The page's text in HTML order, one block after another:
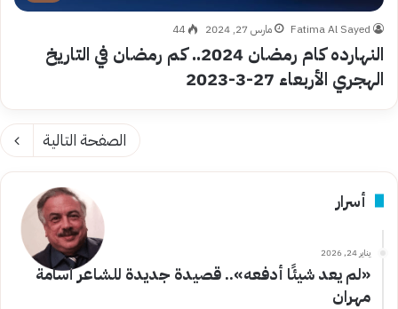
Fatima Al Sayed مارس 27, 2024 44
النهارده كام رمضان 2024.. كم رمضان في التاريخ
الهجري الأربعاء 27-3-2023
الصفحة التالية
أسرار
يناير 24, 2026
«لم يعد شيئًا أدفعه».. قصيدة جديدة للشاعر أسامة
مهران